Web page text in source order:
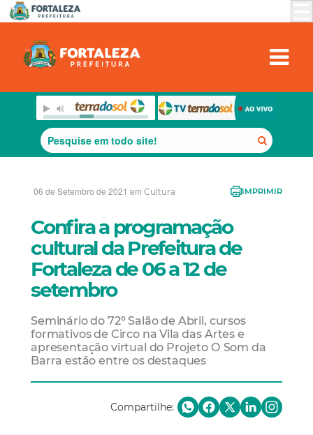
06 de Setembro de 2021 em Cultura IMPRIMIR
Confira a programação
cultural da Prefeitura de
Fortaleza de 06 a 12 de
setembro
Seminário do 72º Salão de Abril, cursos
formativos de Circo na Vila das Artes e
apresentação virtual do Projeto O Som da
Barra estão entre os destaques
Compartilhe: